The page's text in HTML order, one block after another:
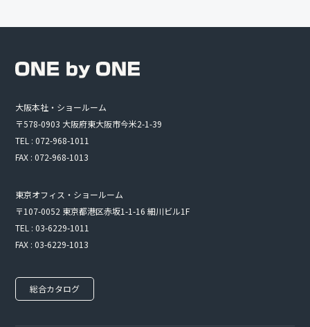
大阪本社・ショールーム
〒578-0903 大阪府東大阪市今米2-1-39
TEL : 072-968-1011
FAX : 072-968-1013
東京オフィス・ショールーム
〒107-0052 東京都港区赤坂1-1-16 細川ビル1F
TEL : 03-6229-1011
FAX : 03-6229-1013
総合カタログ